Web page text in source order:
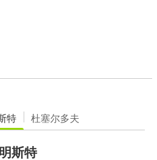
特 杜塞尔多夫
斯特